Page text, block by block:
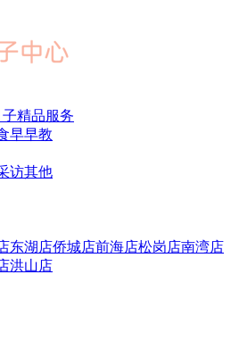
子精品服务
早早教
访其他
东湖店侨城店前海店松岗店南湾店
洪山店